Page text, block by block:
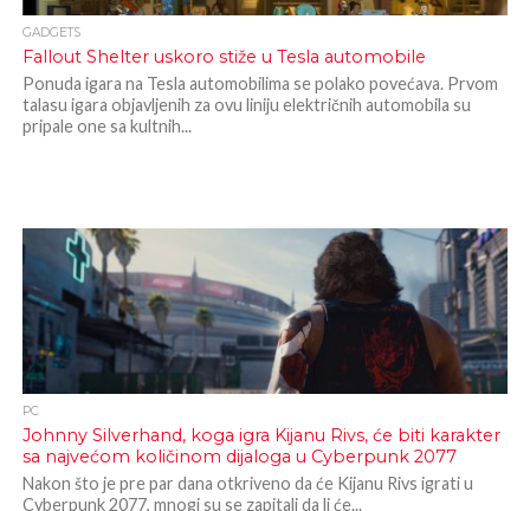
GADGETS
Fallout Shelter uskoro stiže u Tesla automobile
Ponuda igara na Tesla automobilima se polako povećava. Prvom
talasu igara objavljenih za ovu liniju električnih automobila su
pripale one sa kultnih...
PC
Johnny Silverhand, koga igra Kijanu Rivs, će biti karakter
sa najvećom količinom dijaloga u Cyberpunk 2077
Nakon što je pre par dana otkriveno da će Kijanu Rivs igrati u
Cyberpunk 2077, mnogi su se zapitali da li će...